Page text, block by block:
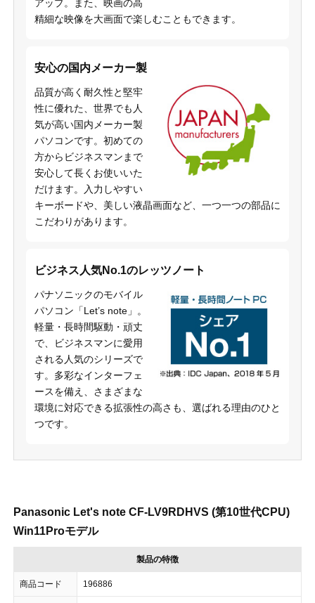
アップ。また、映画の高
精細な映像を大画面で楽しむこともできます。
安心の国内メーカー製
品質が高く耐久性と堅牢
性に優れた、世界でも人
気が高い国内メーカー製
パソコンです。初めての
方からビジネスマンまで
安心して長くお使いいた
だけます。入力しやすい
キーボードや、美しい液晶画面など、一つ一つの部品に
こだわりがあります。
ビジネス人気No.1のレッツノート
パナソニックのモバイル
パソコン「Let’s note」。
軽量・長時間駆動・頑丈
で、ビジネスマンに愛用
される人気のシリーズで
す。多彩なインターフェ
ースを備え、さまざまな
環境に対応できる拡張性の高さも、選ばれる理由のひと
つです。
Panasonic Let's note CF-LV9RDHVS (第10世代CPU)
Win11Proモデル
製品の特徴
商品コード 196886